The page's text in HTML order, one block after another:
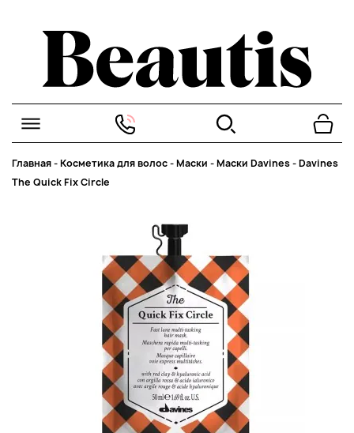
Главная-Косметика для волос-Маски -Маски Davines-Davines
The Quick Fix Circle